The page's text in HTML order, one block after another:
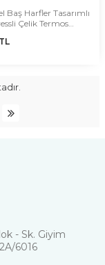
Baş Harfler Tasarımlı
Çelik Termos
TL
- Sk. Giyim
6016